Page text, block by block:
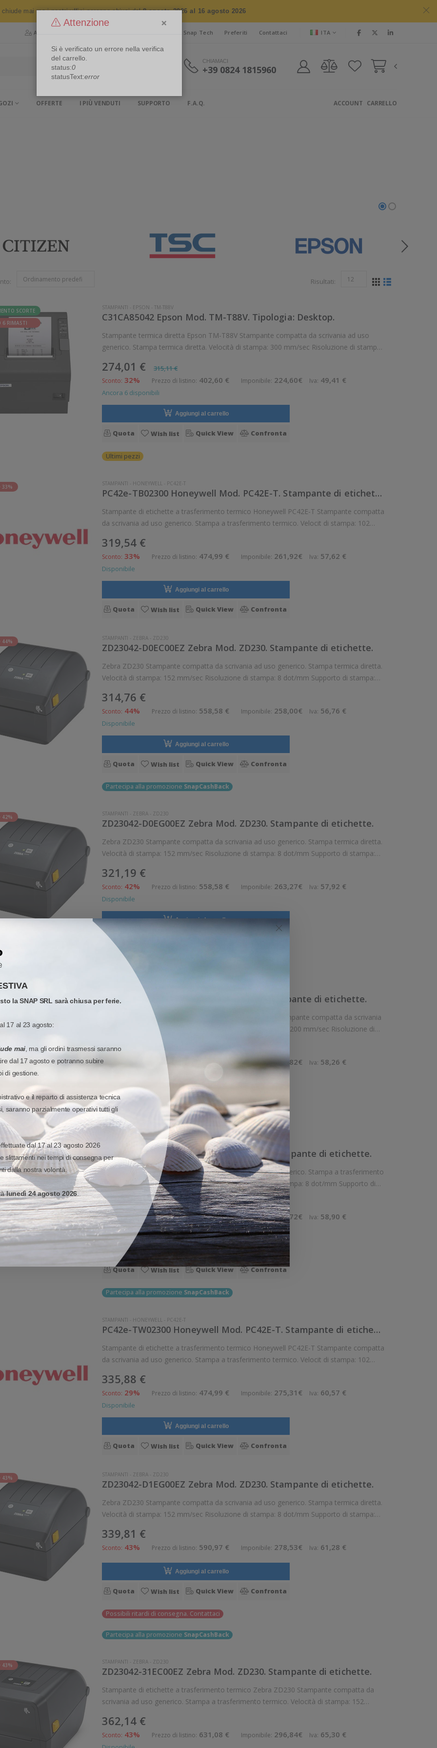
la SNAP SRL sarà chiusa per ferie.
17 al 23 agosto:
mai, ma gli ordini trasmessi saranno
dal 17 agosto e potranno subire
di gestione.
e il reparto di assistenza tecnica
saranno parzialmente operativi tutti gli
dal 17 al 23 agosto 2026
slittamenti nei tempi di consegna per
dalla nostra volontà.
lunedì 24 agosto 2026.
chiude mai ma i nostri uffici saranno chiusi dal8 agosto 2026 al 16 agosto 2026
Area Riservata Snap Tech Preferiti Contattaci ITA
CHIAMACI
+39 0824 1815960
OFFERTE I PIÙ VENDUTI SUPPORTO F.A.Q. CARRELLO
ACCOUNT
Risultati:
SCORTE
6 RIMASTI
STAMPANTI - EPSON - TM-T88V
C31CA85042 Epson Mod. TM-T88V. Tipologia: Desktop.
Stampante termica diretta Epson TM-T88V Stampante compatta da scrivania ad uso
generico. Stampa termica diretta. Velocità di stampa: 300 mm/sec Risoluzione di stampa:
274,01 € 315,11 €
Sconto: 32% Prezzo di listino: 402,60 € Imponibile: 224,60€ Iva: 49,41 €
Ancora 6 disponibili
Aggiungi al carrello
Quota Wish list Quick View Confronta
Ultimi pezzi
33% STAMPANTI - HONEYWELL - PC42E-T
PC42e-TB02300 Honeywell Mod. PC42E-T. Stampante di etichette.
Stampante di etichette a trasferimento termico Honeywell PC42E-T Stampante compatta
da scrivania ad uso generico. Stampa a trasferimento termico. Velocit di stampa: 102
319,54 €
Sconto: 33% Prezzo di listino: 474,99 € Imponibile: 261,92€ Iva: 57,62 €
Disponibile
Aggiungi al carrello
Quota Wish list Quick View Confronta
44% STAMPANTI - ZEBRA - ZD230
ZD23042-D0EC00EZ Zebra Mod. ZD230. Stampante di etichette.
Zebra ZD230 Stampante compatta da scrivania ad uso generico. Stampa termica diretta.
Velocità di stampa: 152 mm/sec Risoluzione di stampa: 8 dot/mm Supporto di stampa:
314,76 €
Sconto: 44% Prezzo di listino: 558,58 € Imponibile: 258,00€ Iva: 56,76 €
Disponibile
Aggiungi al carrello
Quota Wish list Quick View Confronta
Partecipa alla promozione SnapCashBack
42% STAMPANTI - ZEBRA - ZD230
ZD23042-D0EG00EZ Zebra Mod. ZD230. Stampante di etichette.
Zebra ZD230 Stampante compatta da scrivania ad uso generico. Stampa termica diretta.
Velocità di stampa: 152 mm/sec Risoluzione di stampa: 8 dot/mm Supporto di stampa:
321,19 €
Sconto: 42% Prezzo di listino: 558,58 € Imponibile: 263,27€ Iva: 57,92 €
Disponibile
Aggiungi al carrello
Partecipa alla promozione
CITIZEN
CLE300XEBXXX Citizen Mod. CL-E300. Stampante di etichette.
Stampante di etichette termica diretta Citizen CL-E300 Stampante compatta da scrivania
ad uso generico. Stampa termica diretta. Velocit di stampa: 200 mm/sec Risoluzione di
323,08 €
Sconto: Prezzo di listino: 492,88 € Imponibile:264,82€ Iva: 58,26 €
Aggiungi al carrello
Quota Wish list Quick View Confronta
QUANTITÀ
44%
ZEBRA- ZD230
ZD23042-30EC00EZ Zebra Mod. ZD230. Stampante di etichette.
Zebra ZD230 Stampante compatta da scrivania ad uso generico. Stampa a trasferimento
termico. Velocità di stampa: 152 mm/sec Risoluzione di stampa: 8 dot/mm Supporto di
stampa: Braccialetti, Carta in rotolo, Cartellini, Collari, Etichette, Etiche
326,62 €
Sconto:44% Prezzo di listino:583,25 € Imponibile:267,72€ Iva: 58,90 €
Disponibile
Aggiungi al carrello
Quota Wish list Quick View Confronta
Partecipa alla promozione SnapCashBack
STAMPANTI - HONEYWELL - PC42E-T
PC42e-TW02300 Honeywell Mod. PC42E-T. Stampante di etichette.
Stampante di etichette a trasferimento termico Honeywell PC42E-T Stampante compatta
da scrivania ad uso generico. Stampa a trasferimento termico. Velocit di stampa: 102
335,88 €
Sconto: 29% Prezzo di listino: 474,99 € Imponibile: 275,31€ Iva: 60,57 €
Disponibile
Aggiungi al carrello
Quota Wish list Quick View Confronta
43% STAMPANTI - ZEBRA - ZD230
ZD23042-D1EG00EZ Zebra Mod. ZD230. Stampante di etichette.
Zebra ZD230 Stampante compatta da scrivania ad uso generico. Stampa termica diretta.
Velocità di stampa: 152 mm/sec Risoluzione di stampa: 8 dot/mm Supporto di stampa:
339,81 €
Sconto: 43% Prezzo di listino: 590,97 € Imponibile: 278,53€ Iva: 61,28 €
Aggiungi al carrello
Quota Wish list Quick View Confronta
Possibili ritardi di consegna. Contattaci
Partecipa alla promozione SnapCashBack
43% STAMPANTI - ZEBRA - ZD230
ZD23042-31EC00EZ Zebra Mod. ZD230. Stampante di etichette.
Stampante di etichette a trasferimento termico Zebra ZD230 Stampante compatta da
scrivania ad uso generico. Stampa a trasferimento termico. Velocità di stampa: 152
362,14 €
Sconto: 43% Prezzo di listino: 631,08 € Imponibile: 296,84€ Iva: 65,30 €
Attenzione ×
Si è verificato un errore nella verifica
del carrello.
status:0
statusText:error